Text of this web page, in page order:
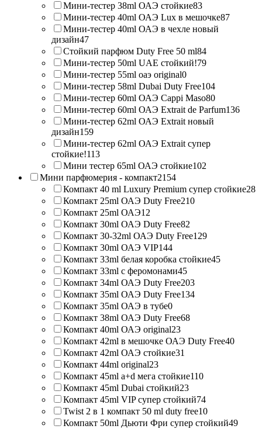
Мини-тестер 38ml ОАЭ стойкие83
Мини-тестер 40ml ОАЭ Lux в мешочке87
Мини-тестер 40ml ОАЭ в чехле новый
дизайн47
Стойкий парфюм Duty Free 50 ml84
Мини-тестер 50ml UAE стойкий!79
Мини-тестер 55ml оаэ original0
Мини-тестер 58ml Dubai Duty Free104
Мини-тестер 60ml ОАЭ Cappi Maso80
Мини-тестер 60ml ОАЭ Extrait de Parfum136
Мини-тестер 62ml ОАЭ Extrait новый
дизайн159
Мини-тестер 62ml ОАЭ Extrait супер
стойкие!113
Мини тестер 65ml ОАЭ стойкие102
Мини парфюмерия - компакт2154
Компакт 40 ml Luxury Premium супер стойкие28
Компакт 25ml ОАЭ Duty Free210
Компакт 25ml ОАЭ12
Компакт 30ml ОАЭ Duty Free82
Компакт 30-32ml ОАЭ Duty Free129
Компакт 30ml ОАЭ VIP144
Компакт 33ml белая коробка стойкие45
Компакт 33ml с феромонами45
Компакт 34ml ОАЭ Duty Free203
Компакт 35ml ОАЭ Duty Free134
Компакт 35ml ОАЭ в тубе0
Компакт 38ml ОАЭ Duty Free68
Компакт 40ml ОАЭ original23
Компакт 42ml в мешочке ОАЭ Duty Free40
Компакт 42ml ОАЭ стойкие31
Компакт 44ml original23
Компакт 45ml a+d мега стойкие110
Компакт 45ml Dubai стойкий23
Компакт 45ml VIP супер стойкий74
Twist 2 в 1 компакт 50 ml duty free10
Компакт 50ml Дьюти Фри супер стойкий49